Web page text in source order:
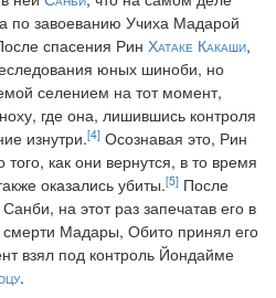
по завоеванию Учиха Мадарой
спасения Рин Хатаке Какаши,
юных шиноби, но
селением на тот момент,
где она, лишившись контроля
изнутри.[4] Осознавая это, Рин
как они вернутся, в то время
оказались убиты.[5] После
на этот раз запечатав его в
Мадары, Обито принял его
взял под контроль Йондайме
.